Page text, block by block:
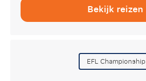
Bekijk reizen
EFL Championship